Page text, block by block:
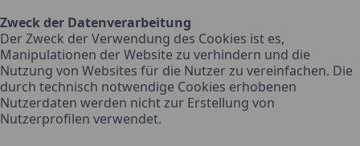
Zweck der Datenverarbeitung
Der Zweck der Verwendung des Cookies ist es,
Manipulationen der Website zu verhindern und die
Nutzung von Websites für die Nutzer zu vereinfachen. Die
durch technisch notwendige Cookies erhobenen
Nutzerdaten werden nicht zur Erstellung von
Nutzerprofilen verwendet.